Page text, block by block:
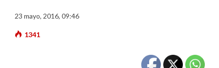
23 mayo, 2016, 09:46
1341